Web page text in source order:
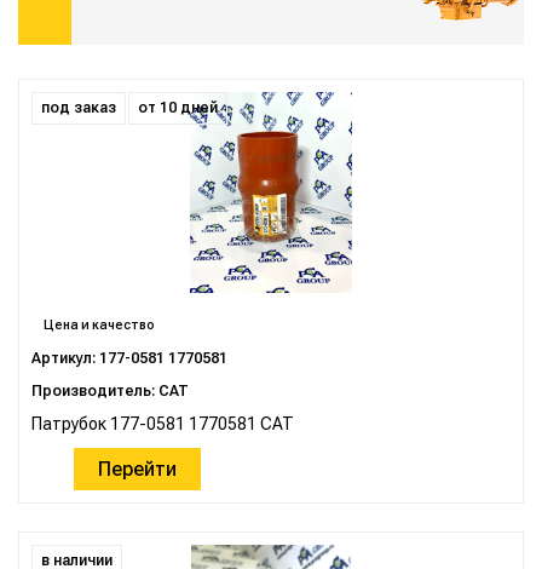
под заказ от 10 дней
Цена и качество
Артикул: 177-0581 1770581
Производитель: CAT
Патрубок 177-0581 1770581 CAT
Перейти
в наличии